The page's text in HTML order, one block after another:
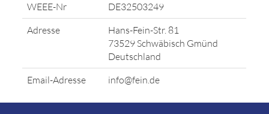
WEEE-Nr
DE32503249
Adresse
Hans-Fein-Str. 81
73529 Schwäbisch Gmünd
Deutschland
Email-Adresse
info@fein.de